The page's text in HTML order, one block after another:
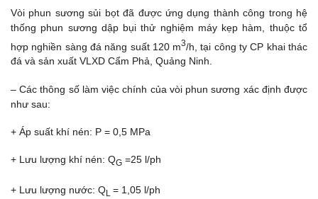
Vòi phun sương sủi bọt đã được ứng dụng thành công trong hệ
thống phun sương dập bụi thử nghiệm máy kẹp hàm, thuộc tổ
hợp nghiền sàng đá năng suất 120 m3/h, tại công ty CP khai thác
đá và sản xuất VLXD Cẩm Phả, Quảng Ninh.
– Các thông số làm việc chính của vòi phun sương xác định được
như sau:
+ Áp suất khí nén: P = 0,5 MPa
+ Lưu lượng khí nén: QG =25 l/ph
+ Lưu lượng nước: QL = 1,05 l/ph